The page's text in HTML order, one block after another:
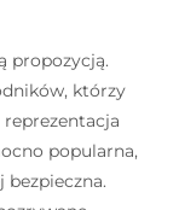
propozycją.
którzy
popularna,
bezpieczna.